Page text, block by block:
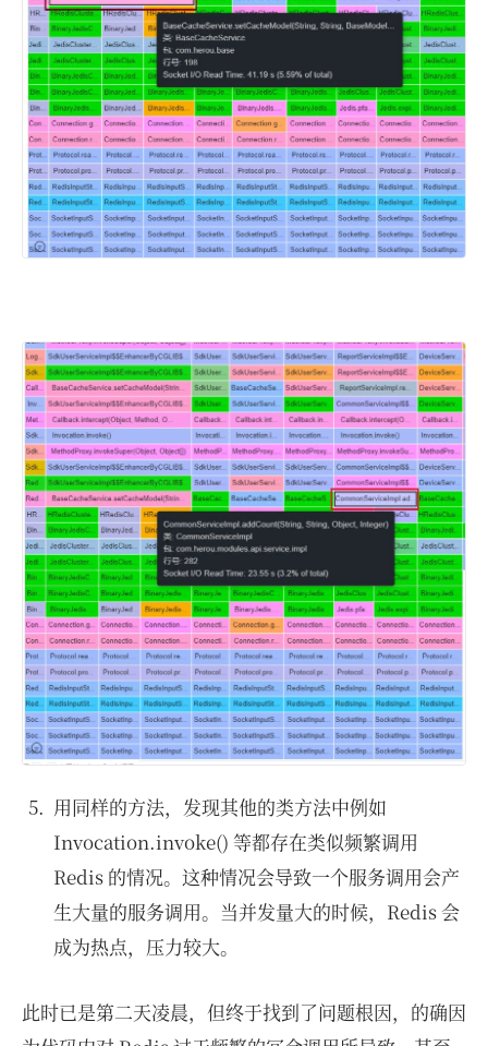
用同样的方法，发现其他的类方法中例如
Invocation.invoke() 等都存在类似频繁调用
Redis 的情况。这种情况会导致一个服务调用会产
生大量的服务调用。当并发量大的时候，Redis 会
成为热点，压力较大。
此时已是第二天凌晨，但终于找到了问题根因，的确因